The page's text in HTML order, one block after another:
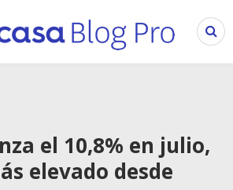
el 10,8% en julio,
elevado desde